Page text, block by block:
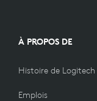
À PROPOS DE
Histoire de Logitech
Emplois